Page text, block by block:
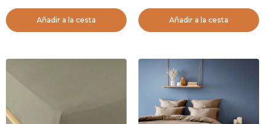
Añadir a la cesta Añadir a la cesta